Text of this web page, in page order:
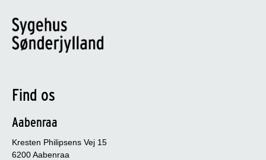
Find os
Aabenraa
Kresten Philipsens Vej 15
6200 Aabenraa